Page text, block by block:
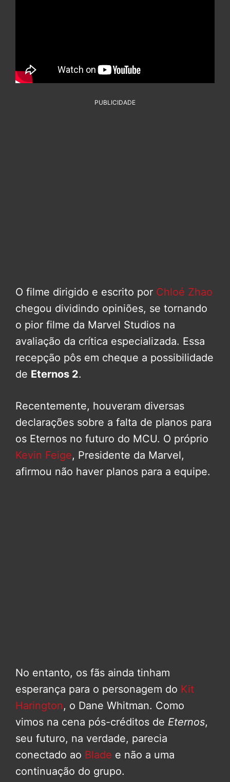
PUBLICIDADE
O filme dirigido e escrito por Chloé Zhao
chegou dividindo opiniões, se tornando
o pior filme da Marvel Studios na
avaliação da crítica especializada. Essa
recepção pôs em cheque a possibilidade
de Eternos 2.
Recentemente, houveram diversas
declarações sobre a falta de planos para
os Eternos no futuro do MCU. O próprio
Kevin Feige, Presidente da Marvel,
afirmou não haver planos para a equipe.
No entanto, os fãs ainda tinham
esperança para o personagem do Kit
Harington, o Dane Whitman. Como
vimos na cena pós-créditos de Eternos,
seu futuro, na verdade, parecia
conectado ao Blade e não a uma
continuação do grupo.